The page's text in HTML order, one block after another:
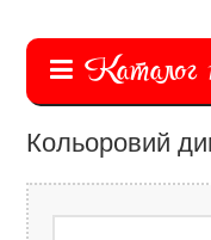
Каталог
Кольоровий